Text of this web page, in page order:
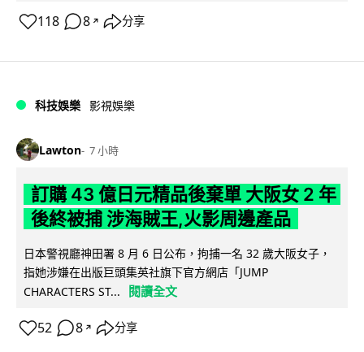
118 8 ↗ 分享
科技娛樂 影視娛樂
Lawton 7 小時
訂購 43 億日元精品後棄單 大阪女 2 年
後終被捕 涉海賊王,火影周邊產品
日本警視廳神田署 8 月 6 日公布，拘捕一名 32 歲大阪女子，
指她涉嫌在出版巨頭集英社旗下官方網店「JUMP
CHARACTERS ST...
閱讀全文
52 8 ↗ 分享